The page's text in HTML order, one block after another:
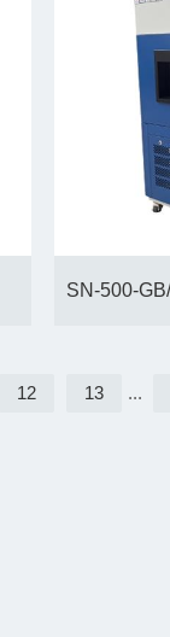
12 13 ...